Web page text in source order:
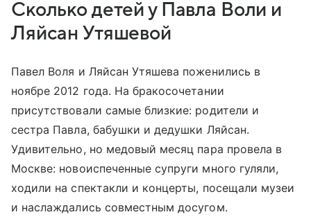
Сколько детей у Павла Воли и
Ляйсан Утяшевой
Павел Воля и Ляйсан Утяшева поженились в
ноябре 2012 года. На бракосочетании
присутствовали самые близкие: родители и
сестра Павла, бабушки и дедушки Ляйсан.
Удивительно, но медовый месяц пара провела в
Москве: новоиспеченные супруги много гуляли,
ходили на спектакли и концерты, посещали музеи
и наслаждались совместным досугом.